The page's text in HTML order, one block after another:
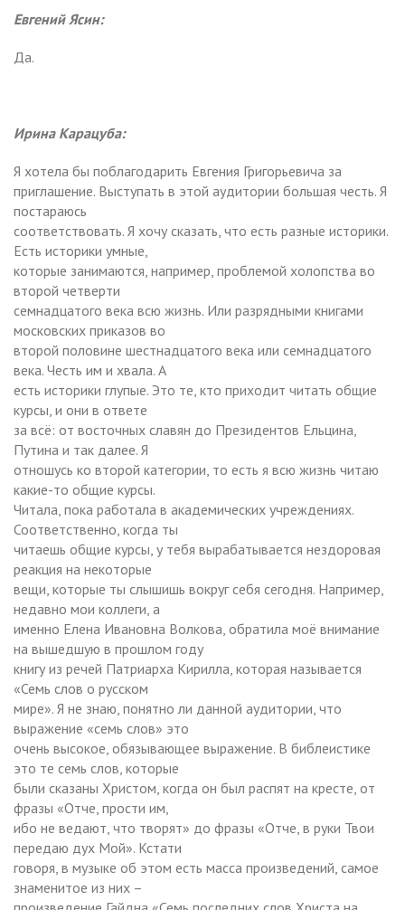
Евгений Ясин:
Да.
Ирина Карацуба:
Я хотела бы поблагодарить Евгения Григорьевича за
приглашение. Выступать в этой аудитории большая честь. Я
постараюсь
соответствовать. Я хочу сказать, что есть разные историки.
Есть историки умные,
которые занимаются, например, проблемой холопства во
второй четверти
семнадцатого века всю жизнь. Или разрядными книгами
московских приказов во
второй половине шестнадцатого века или семнадцатого
века. Честь им и хвала. А
есть историки глупые. Это те, кто приходит читать общие
курсы, и они в ответе
за всё: от восточных славян до Президентов Ельцина,
Путина и так далее. Я
отношусь ко второй категории, то есть я всю жизнь читаю
какие-то общие курсы.
Читала, пока работала в академических учреждениях.
Соответственно, когда ты
читаешь общие курсы, у тебя вырабатывается нездоровая
реакция на некоторые
вещи, которые ты слышишь вокруг себя сегодня. Например,
недавно мои коллеги, а
именно Елена Ивановна Волкова, обратила моё внимание
на вышедшую в прошлом году
книгу из речей Патриарха Кирилла, которая называется
«Семь слов о русском
мире». Я не знаю, понятно ли данной аудитории, что
выражение «семь слов» это
очень высокое, обязывающее выражение. В библеистике
это те семь слов, которые
были сказаны Христом, когда он был распят на кресте, от
фразы «Отче, прости им,
ибо не ведают, что творят» до фразы «Отче, в руки Твои
передаю дух Мой». Кстати
говоря, в музыке об этом есть масса произведений, самое
знаменитое из них –